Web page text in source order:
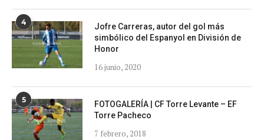
4
Jofre Carreras, autor del gol más
simbólico del Espanyol en División de
Honor
16 junio, 2020
5
FOTOGALERÍA | CF Torre Levante – EF
Torre Pacheco
7 febrero, 2018